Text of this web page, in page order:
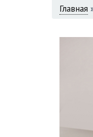
ВЫ
Главная